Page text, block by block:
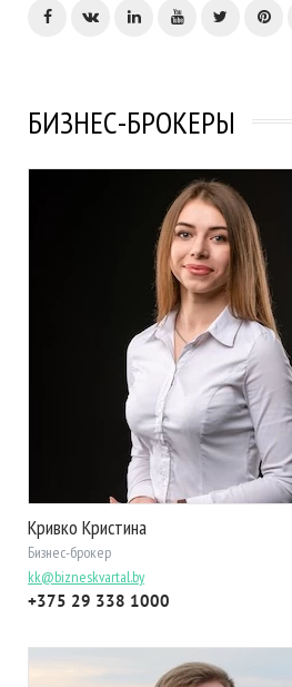
БИЗНЕС-БРОКЕРЫ
Кривко Кристина
Бизнес-брокер
kk@bizneskvartal.by
+375 29 338 1000